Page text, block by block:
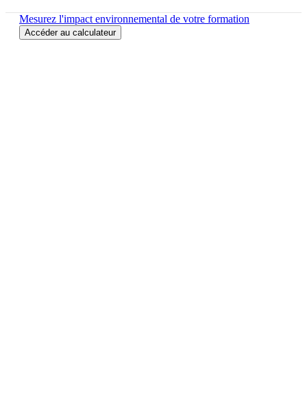
Mesurez l'impact environnemental de votre formation
Accéder au calculateur